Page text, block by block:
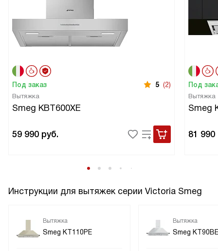
Под заказ 5 (2)
Вытяжка
Smeg KBT600XE
59 990 руб.
Под
Вытяжка
Smeg
81 990
Инструкции для вытяжек серии Victoria Smeg
Вытяжка
Smeg KT110PE
Вытяжка
Smeg